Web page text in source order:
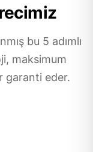
bu 5 adımlı
maksimum
garanti eder.